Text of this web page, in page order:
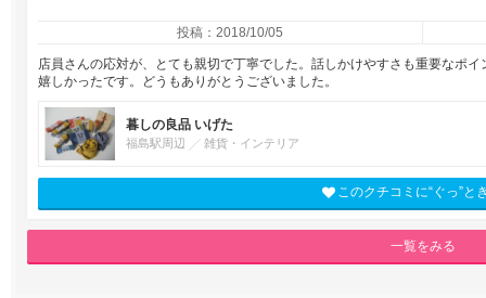
投稿：2018/10/05
店員さんの応対が、とても親切で丁寧でした。話しかけやすさも重要なポ
嬉しかったです。どうもありがとうございました。
暮しの良品 いげた
福島駅周辺 雑貨・インテリア
このクチコミに“ぐっ”と
一覧をみる